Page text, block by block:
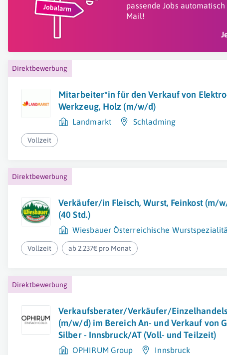
passende Jobs
Mail!
Direktbewerbung
Mitarbeiter*in für den Verkauf von
Werkzeug, Holz (m/w/d)
Landmarkt Schladming
Vollzeit
Direktbewerbung
Verkäufer/in Fleisch, Wurst, Feinkost (m/
(40 Std.)
Wiesbauer Österreichische
Vollzeit ab 2.237€ pro Monat
Direktbewerbung
Verkaufsberater/Verkäufer/
(m/w/d) im Bereich An- und Verkauf von
Silber - Innsbruck/AT (Voll- und Teilzeit)
OPHIRUM Group Innsbruck